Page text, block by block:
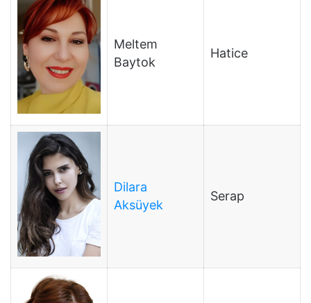
Meltem
Baytok
Hatice
Dilara
Aksüyek
Serap